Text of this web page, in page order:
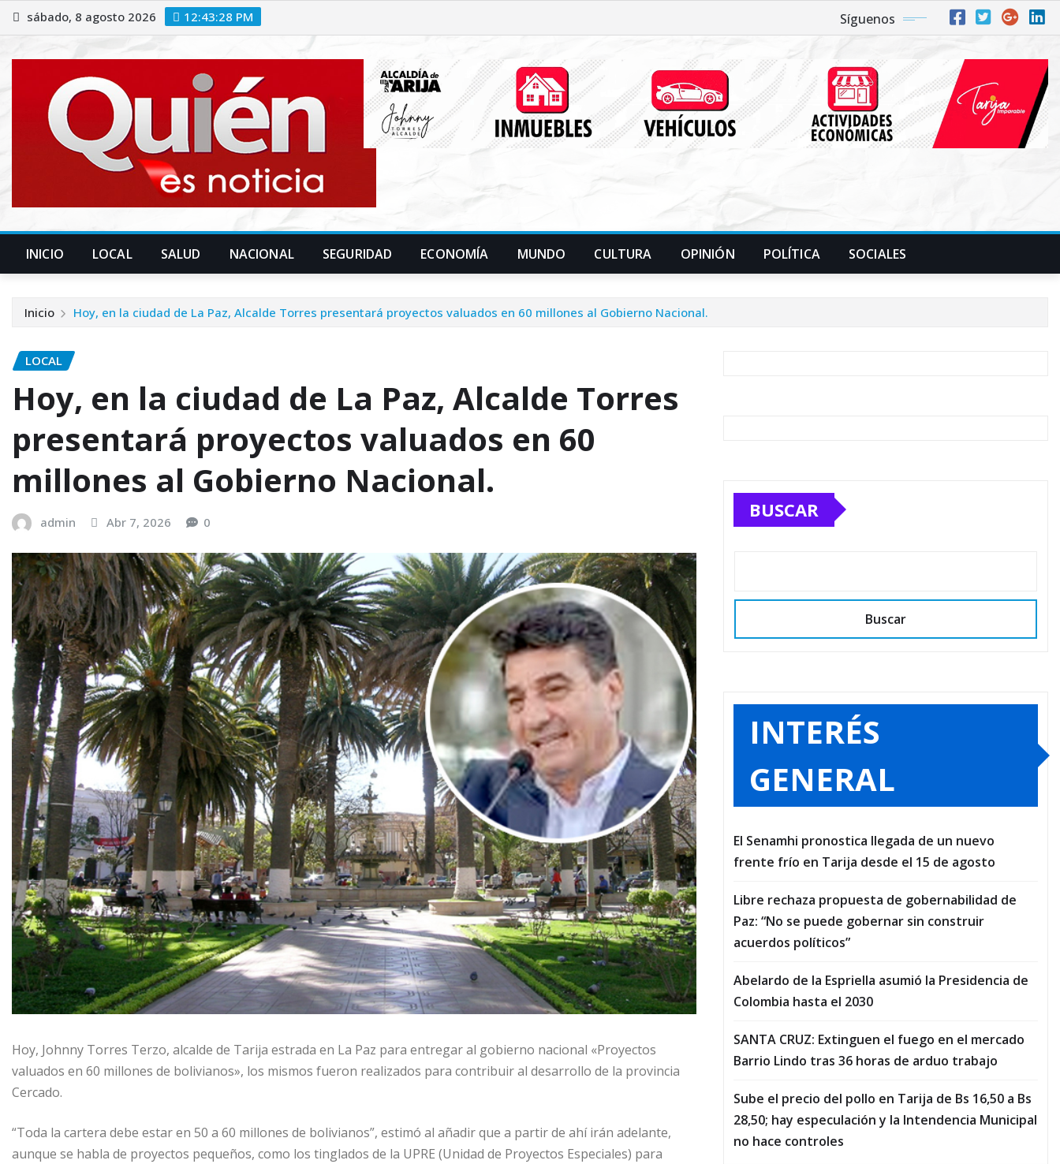
Saltar
al
sábado, 8 agosto 2026 12:43:29 PM Síguenos
INICIO LOCAL SALUD NACIONAL SEGURIDAD ECONOMÍA MUNDO CULTURA OPINIÓN POLÍTICA SOCIALES
Inicio Hoy, en la ciudad de La Paz, Alcalde Torres presentará proyectos valuados en 60 millones al Gobierno Nacional.
LOCAL
Hoy, en la ciudad de La Paz, Alcalde Torres
presentará proyectos valuados en 60
millones al Gobierno Nacional.
admin Abr 7, 2026 0
Hoy, Johnny Torres Terzo, alcalde de Tarija estrada en La Paz para entregar al gobierno nacional «Proyectos
valuados en 60 millones de bolivianos», los mismos fueron realizados para contribuir al desarrollo de la provincia
Cercado.
“Toda la cartera debe estar en 50 a 60 millones de bolivianos”, estimó al añadir que a partir de ahí irán adelante,
aunque se habla de proyectos pequeños, como los tinglados de la UPRE (Unidad de Proyectos Especiales) para
BUSCAR
Buscar
INTERÉS
GENERAL
El Senamhi pronostica llegada de un nuevo
frente frío en Tarija desde el 15 de agosto
Libre rechaza propuesta de gobernabilidad de
Paz: “No se puede gobernar sin construir
acuerdos políticos”
Abelardo de la Espriella asumió la Presidencia de
Colombia hasta el 2030
SANTA CRUZ: Extinguen el fuego en el mercado
Barrio Lindo tras 36 horas de arduo trabajo
Sube el precio del pollo en Tarija de Bs 16,50 a Bs
28,50; hay especulación y la Intendencia Municipal
no hace controles